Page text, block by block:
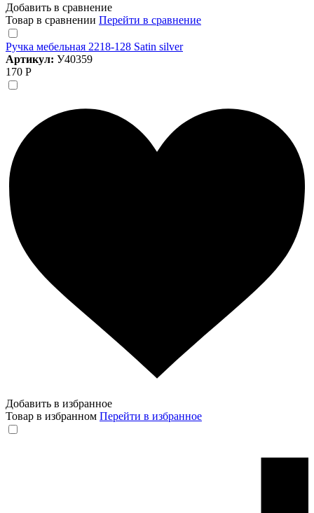
Добавить в сравнение
Товар в сравнении Перейти в сравнение
Ручка мебельная 2218-128 Satin silver
Артикул: У40359
170 Р
Добавить в избранное
Товар в избранном Перейти в избранное